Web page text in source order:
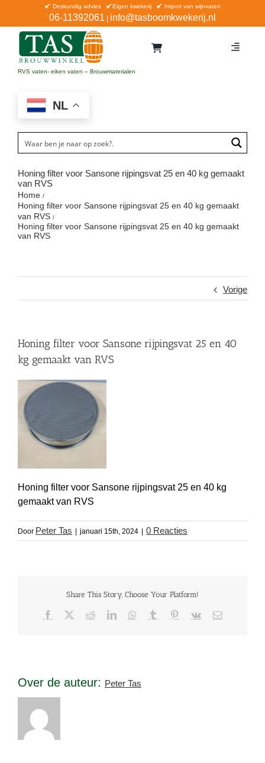
inhoud
06-11392061 info@tasboomkwekerij.nl
Deskundig advies Eigen kwekerij Import van wijnvaten
Toggle
Home
Catalogus
Aanbiedingen
Winkel Waddinxveen
Service
RVS vaten- eiken vaten – Brouwmaterialen
NL
Honing filter voor Sansone rijpingsvat 25 en 40 kg gemaakt
van RVS
Home
Honing filter voor Sansone rijpingsvat 25 en 40 kg gemaakt
van RVS
Honing filter voor Sansone rijpingsvat 25 en 40 kg gemaakt
van RVS
Vorige
Honing filter voor Sansone rijpingsvat 25 en 40
kg gemaakt van RVS
Honing filter voor Sansone rijpingsvat 25 en 40 kg
gemaakt van RVS
Door Peter Tas januari 15th, 2024 0 Reacties
Share This Story, Choose Your Platform!
Facebook RedditLinkedInWhatsApp
Tumblr Pinterest
Vk
E-
Over de auteur: Peter Tas